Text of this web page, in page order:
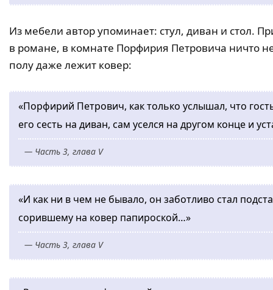
Из мебели автор упоминает: стул, диван и стол.
в романе, в комнате Порфирия Петровича ничто
полу даже лежит ковер:
«Порфирий Петрович, как только услышал, что
его сесть на диван, сам уселся на другом конце и
— Часть 3, глава V
«И как ни в чем не бывало, он заботливо стал
сорившему на ковер папироской…»
— Часть 3, глава V